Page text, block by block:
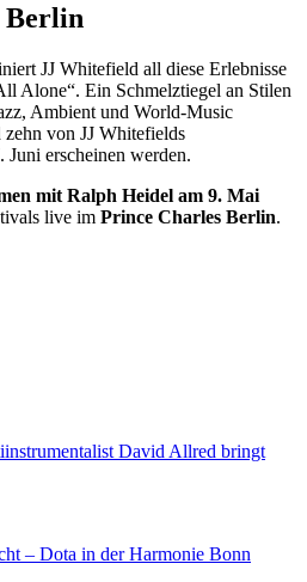
Berlin
JJ Whitefield all diese Erlebnisse
Alone“. Ein Schmelztiegel an Stilen
Ambient und World-Music
zehn von JJ Whitefields
erscheinen werden.
mit Ralph Heidel am 9. Mai
live im Prince Charles Berlin.
David Allred bringt
– Dota in der Harmonie Bonn